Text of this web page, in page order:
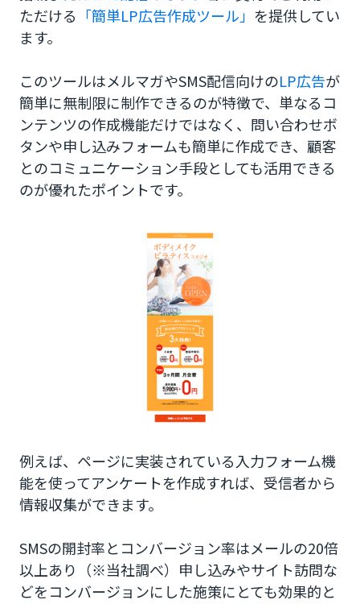
ただける 「簡単LP広告作成ツール」 を提供してい
ます。
このツールはメルマガやSMS配信向けのLP広告が
簡単に無制限に制作できるのが特徴で、単なるコ
ンテンツの作成機能だけではなく、問い合わせボ
タンや申し込みフォームも簡単に作成でき、顧客
とのコミュニケーション手段としても活用できる
のが優れたポイントです。
例えば、ページに実装されている入力フォーム機
能を使ってアンケートを作成すれば、受信者から
情報収集ができます。
SMSの開封率とコンバージョン率はメールの20倍
以上あり（※当社調べ）申し込みやサイト訪問な
どをコンバージョンにした施策にとても効果的と